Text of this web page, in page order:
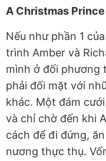
A Christmas
Nếu như phần 1
trình Amber và
mình ở đối phương
phải đối mặt với
khác. Một đám
và chỉ chờ đến khi
cách để đi đứng,
nương thực thụ.